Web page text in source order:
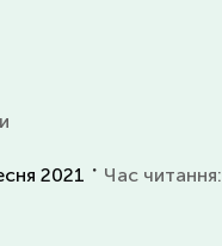
2021 ・ Час читання: